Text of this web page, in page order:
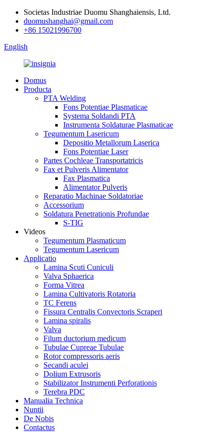
Societas Industriae Duomu Shanghaiensis, Ltd.
duomushanghai@gmail.com
+86 15021996700
English
Domus
Producta
PTA Welding
Fons Potentiae Plasmaticae
Systema Soldandi PTA
Instrumenta Soldaturae Plasmaticae
Tegumentum Lasericum
Depositio Metallorum Laserica
Fons Potentiae Laser
Partes Cochleae Transportatricis
Fax et Pulveris Alimentator
Fax Plasmatica
Alimentator Pulveris
Reparatio Machinae Soldatoriae
Accessorium
Soldatura Penetrationis Profundae
S-TIG
Videos
Tegumentum Plasmaticum
Tegumentum Lasericum
Applicatio
Lamina Scuti Cuniculi
Valva Sphaerica
Forma Vitrea
Lamina Cultivatoris Rotatoria
TC Ferens
Fissura Centralis Convectoris Scraperi
Lamina spiralis
Valva
Filum ductorium medicum
Tubulae Cupreae Tubulae
Rotor compressoris aeris
Secandi aculei
Dolium Extrusoris
Stabilizator Instrumenti Perforationis
Terebra PDC
Manualia Technica
Nuntii
De Nobis
Contactus